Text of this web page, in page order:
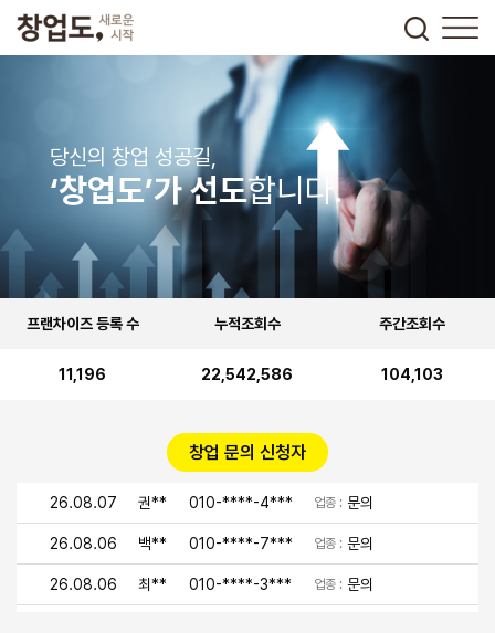
당신의 창업 성공길,
‘창업도’가 선도합니다.
프랜차이즈 등록 수 누적조회수 주간조회수
11,196 22,542,586 104,103
창업 문의 신청자
26.08.07 권** 010-****-4*** 업종 : 문의
26.08.06 백** 010-****-7*** 업종 : 문의
26.08.06 최** 010-****-3*** 업종 : 문의